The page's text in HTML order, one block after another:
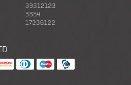
39312123
3654
17236122